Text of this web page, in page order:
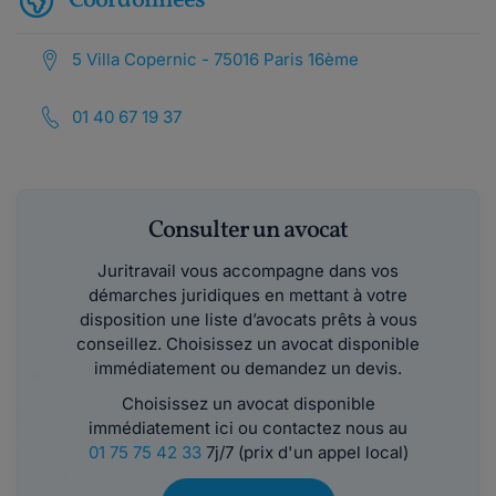
5 Villa Copernic - 75016 Paris 16ème
01 40 67 19 37
Consulter un avocat
Juritravail vous accompagne dans vos
démarches juridiques en mettant à votre
disposition une liste d’avocats prêts à vous
conseillez. Choisissez un avocat disponible
immédiatement ou demandez un devis.
Choisissez un avocat disponible
immédiatement ici ou contactez nous au
01 75 75 42 337j/7 (prix d'un appel local)